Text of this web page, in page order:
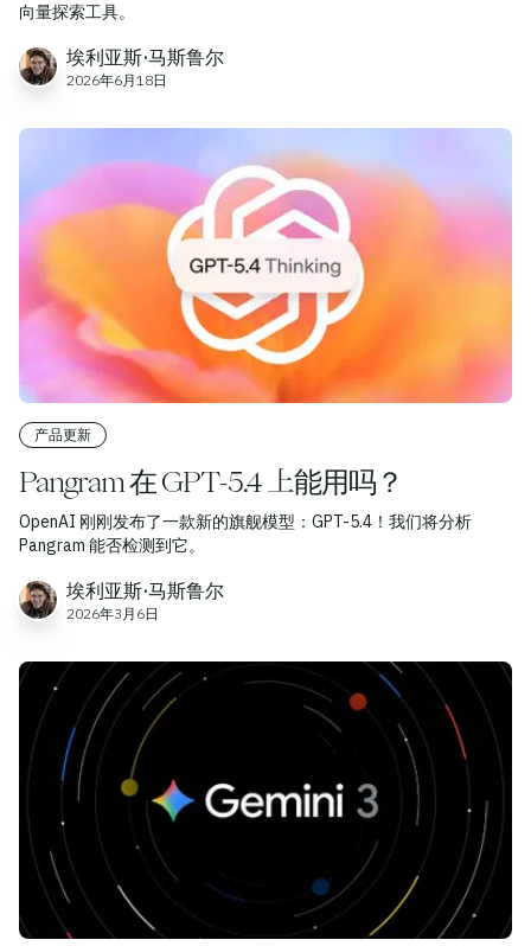
向量探索工具。
埃利亚斯·马斯鲁尔
2026年6月18日
产品更新
Pangram 在 GPT-5.4 上能用吗？
OpenAI 刚刚发布了一款新的旗舰模型：GPT-5.4！我们将分析
Pangram 能否检测到它。
埃利亚斯·马斯鲁尔
2026年3月6日